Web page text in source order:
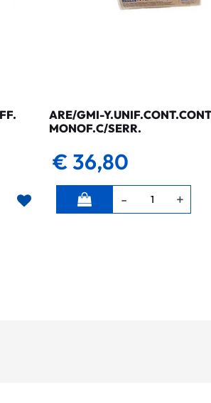
ARE/GMI-
MONOF.C/SERR.
€ 36,80
Quantità